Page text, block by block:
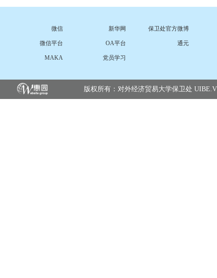
微信 新华网 保卫处官方微博
微信平台 OA平台 通元
MAKA 党员学习
版权所有：对外经济贸易大学保卫处